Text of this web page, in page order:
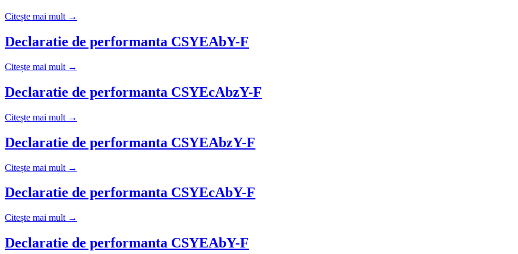
Citește mai mult →
Declaratie de performanta CSYEAbY-F
Citește mai mult →
Declaratie de performanta CSYEcAbzY-F
Citește mai mult →
Declaratie de performanta CSYEAbzY-F
Citește mai mult →
Declaratie de performanta CSYEcAbY-F
Citește mai mult →
Declaratie de performanta CSYEAbY-F